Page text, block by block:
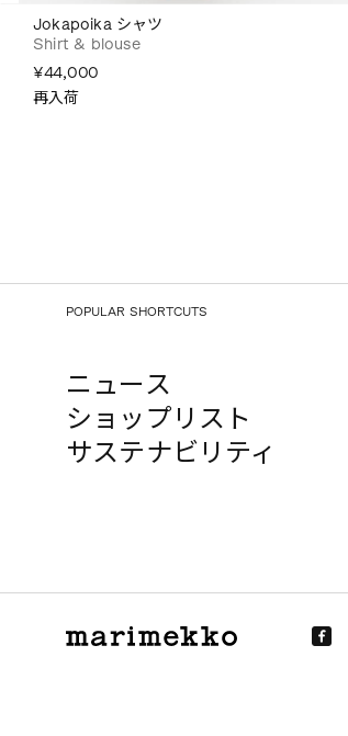
Jokapoika シャツ
Shirt & blouse
¥44,000
再入荷
POPULAR SHORTCUTS
ニュース
ショップリスト
サステナビリティ